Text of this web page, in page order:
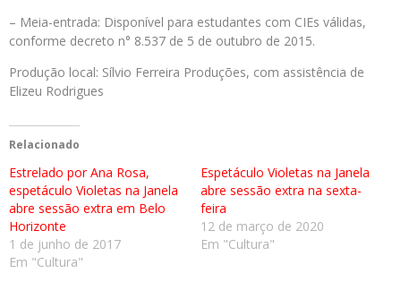
– Meia-entrada: Disponível para estudantes com CIEs válidas,
conforme decreto n° 8.537 de 5 de outubro de 2015.
Produção local: Sílvio Ferreira Produções, com assistência de
Elizeu Rodrigues
Relacionado
Estrelado por Ana Rosa,
espetáculo Violetas na Janela
abre sessão extra em Belo
Horizonte
1 de junho de 2017
Em "Cultura"
Espetáculo Violetas na Janela
abre sessão extra na sexta-
feira
12 de março de 2020
Em "Cultura"